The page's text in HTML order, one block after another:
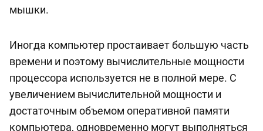
мышки.
Иногда компьютер простаивает большую часть
времени и поэтому вычислительные мощности
процессора используется не в полной мере. С
увеличением вычислительной мощности и
достаточным объемом оперативной памяти
компьютера, одновременно могут выполняться